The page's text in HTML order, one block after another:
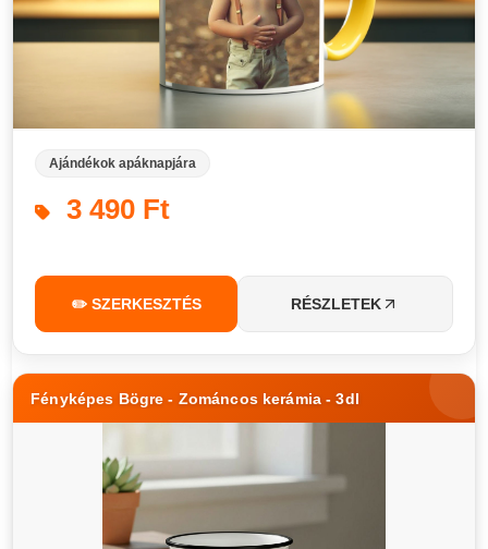
Ajándékok apáknapjára
3 490 Ft
✏️ SZERKESZTÉS RÉSZLETEK
Fényképes Bögre - Zománcos kerámia - 3dl